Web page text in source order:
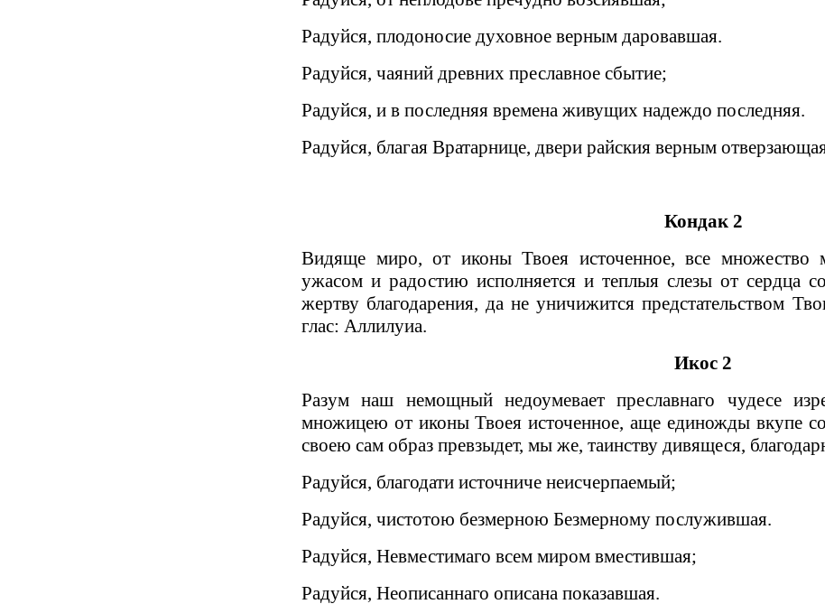
Радуйся, плодоносие духовное верным даровавшая.
Радуйся, чаяний древних преславное сбытие;
Радуйся, и в последняя времена живущих надеждо последняя.
Радуйся, благая Вратарнице, двери райския верным
Кондак 2
Видяще миро, от иконы Твоея источенное, все множество
ужасом и радостию исполняется и теплыя слезы от сердца
жертву благодарения, да не уничижится предстательством
глас: Аллилуиа.
Икос 2
Разум наш немощный недоумевает преславнаго чудесе
множицею от иконы Твоея источенное, аще единожды вкупе
своею сам образ превзыдет, мы же, таинству дивящеся,
Радуйся, благодати источниче неисчерпаемый;
Радуйся, чистотою безмерною Безмерному послужившая.
Радуйся, Невместимаго всем миром вместившая;
Радуйся, Неописаннаго описана показавшая.